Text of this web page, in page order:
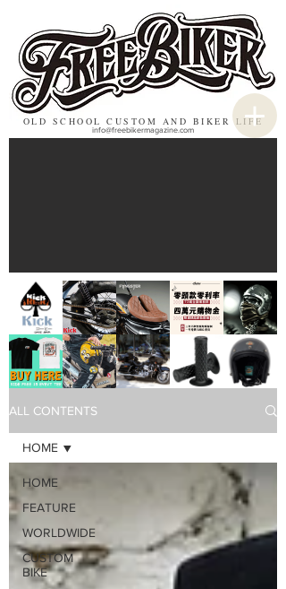
OLD SCHOOL CUSTOM AND BIKER LIFE
info@freebikermagazine.com
ALL CONTENTS
HOME
FEATURE
WORLDWIDE
CUSTOM
BIKE
HOME